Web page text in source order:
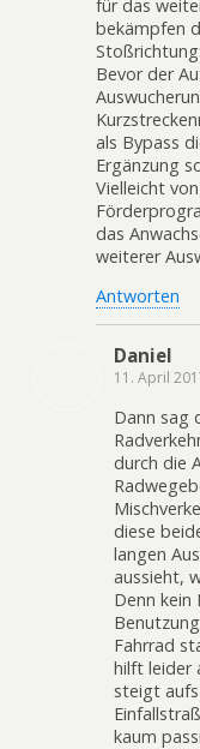
für das
bekämpfen
Stoßrichtung:
Bevor der
als Bypass
Ergänzung
Vielleicht
das
weiterer
Antworten
Daniel
11. April
Dann sag
durch die
diese
langen
aussieht,
Denn kein
Fahrrad
hilft leider
steigt
kaum